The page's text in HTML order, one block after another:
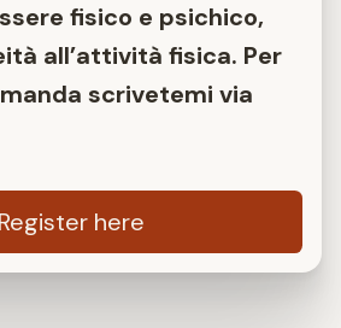
fisico e psichico,
all’attività fisica. Per
scrivetemi via
Register here